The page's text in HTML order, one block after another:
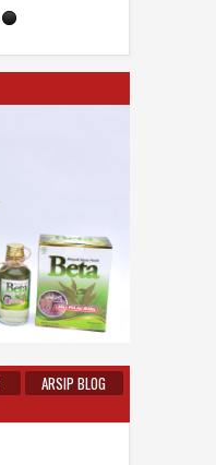
ARSIP BLOG